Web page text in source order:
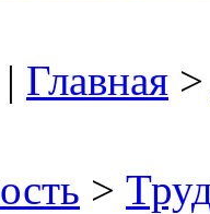
| Главная >
>